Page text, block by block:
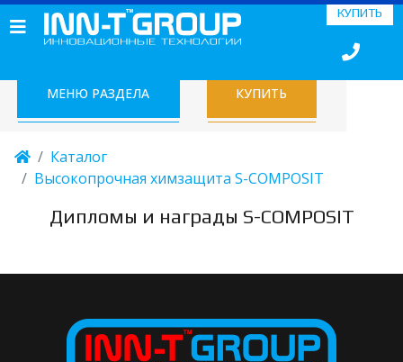
КУПИТЬ
МЕНЮ РАЗДЕЛА КУПИТЬ
Каталог
Высокопрочная химзащита S-COMPOSIT
Дипломы и награды S-COMPOSIT